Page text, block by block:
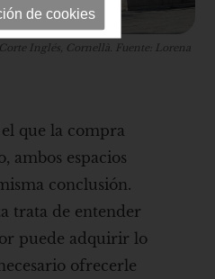
Inglés, Cornellà. Fuente: Lorena
que la compra
ambos espacios
conclusión.
trata de entender
puede adquirir lo
ofrecerle
de cookies